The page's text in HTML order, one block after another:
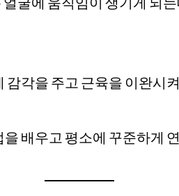
각을 주고 근육을 이완시
배우고 평소에 꾸준하게